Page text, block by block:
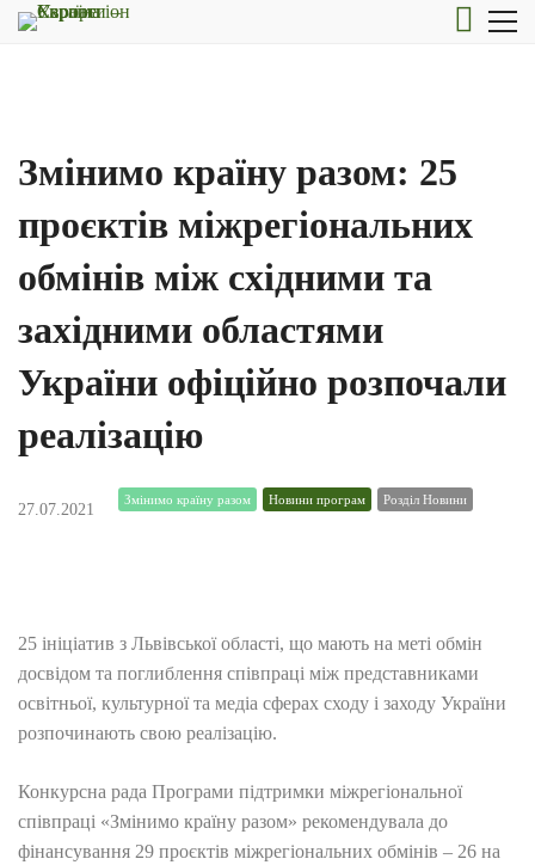
Змінимо країну разом: 25
проєктів міжрегіональних
обмінів між східними та
західними областями
України офіційно розпочали
реалізацію
27.07.2021
Змінимо країну разом Новини програм Розділ Новини
25 ініціатив з Львівської області, що мають на меті обмін
досвідом та поглиблення співпраці між представниками
освітньої, культурної та медіа сферах сходу і заходу України
розпочинають свою реалізацію.
Конкурсна рада Програми підтримки міжрегіональної
співпраці «Змінимо країну разом» рекомендувала до
фінансування 29 проєктів міжрегіональних обмінів – 26 на